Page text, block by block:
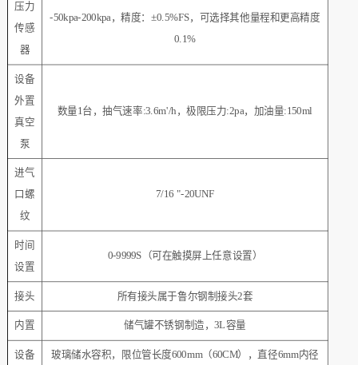
压力
传感
器
-50kpa-200kpa，精度：±0.5%FS，可选择其他量程和更高精度
0.1%
设备
外置
真空
泵
数量1台，抽气速率:3.6m'/h，极限压力:2pa，加油量:150ml
进气
口螺
纹
7/16 "-20UNF
时间
设置
0-9999S（可在触摸屏上任意设置）
接头 所有接头属于鲁尔钢制接头2套
内置 储气罐不锈钢制造，3L容量
设备
玻璃储水容积，限位管长度600mm（60CM），直径6mm内径